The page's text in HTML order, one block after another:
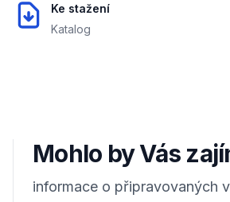
Ke stažení
Katalog
Mohlo by Vás
informace o připravovaných